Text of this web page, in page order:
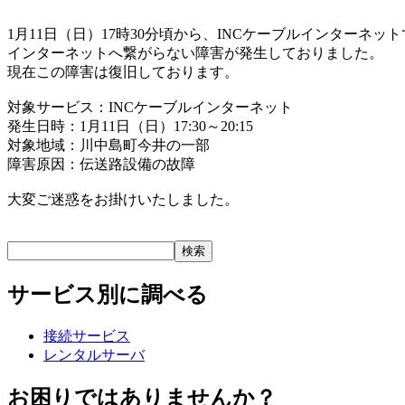
1月11日（日）17時30分頃から、INCケーブルインターネット
インターネットへ繋がらない障害が発生しておりました。
現在この障害は復旧しております。
対象サービス：INCケーブルインターネット
発生日時：1月11日（日）17:30～20:15
対象地域：川中島町今井の一部
障害原因：伝送路設備の故障
大変ご迷惑をお掛けいたしました。
サービス別に調べる
接続サービス
レンタルサーバ
お困りではありませんか？